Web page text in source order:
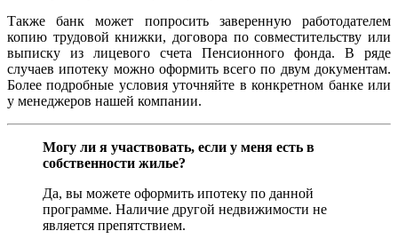
Также банк может попросить заверенную работодателем
копию трудовой книжки, договора по совместительству или
выписку из лицевого счета Пенсионного фонда. В ряде
случаев ипотеку можно оформить всего по двум документам.
Более подробные условия уточняйте в конкретном банке или
у менеджеров нашей компании.
Могу ли я участвовать, если у меня есть в
собственности жилье?
Да, вы можете оформить ипотеку по данной
программе. Наличие другой недвижимости не
является препятствием.